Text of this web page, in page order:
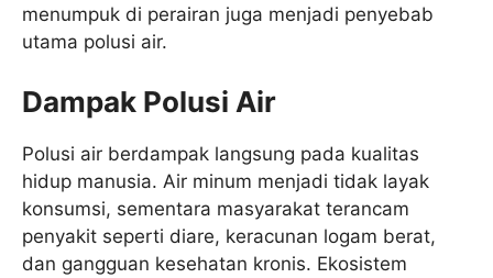
menumpuk di perairan juga menjadi penyebab
utama polusi air.
Dampak Polusi Air
Polusi air berdampak langsung pada kualitas
hidup manusia. Air minum menjadi tidak layak
konsumsi, sementara masyarakat terancam
penyakit seperti diare, keracunan logam berat,
dan gangguan kesehatan kronis. Ekosistem